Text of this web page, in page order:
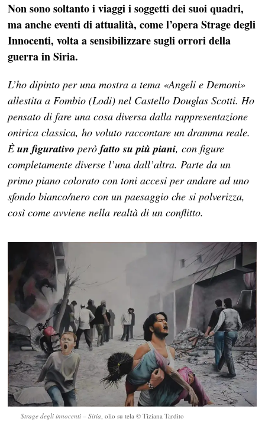
Non sono soltanto i viaggi i soggetti dei suoi quadri,
ma anche eventi di attualità, come l’opera Strage degli
Innocenti, volta a sensibilizzare sugli orrori della
guerra in Siria.
L’ho dipinto per una mostra a tema «Angeli e Demoni»
allestita a Fombio (Lodi) nel Castello Douglas Scotti. Ho
pensato di fare una cosa diversa dalla rappresentazione
onirica classica, ho voluto raccontare un dramma reale.
Èun figurativo però fatto su più piani, con figure
completamente diverse l’una dall’altra. Parte da un
primo piano colorato con toni accesi per andare ad uno
sfondo bianco/nero con un paesaggio che si polverizza,
così come avviene nella realtà di un conflitto.
Strage degli innocenti – Siria, olio su tela © Tiziana Tardito